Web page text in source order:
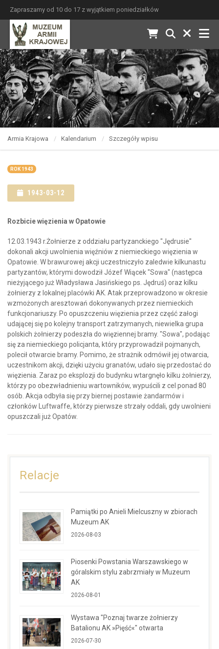
Zapraszamy od 10 do 17 z wyjątkiem poniedziałków
Armia Krajowa Kalendarium Szczegóły wpisu
ROK 1943
1943-03-12
Rozbicie więzienia w Opatowie
12.03.1943 r.Żołnierze z oddziału partyzanckiego "Jędrusie"
dokonali akcji uwolnienia więźniów z niemieckiego więzienia w
Opatowie. W brawurowej akcji uczestniczyło zaledwie kilkunastu
partyzantów, którymi dowodził Józef Wiącek "Sowa" (następca
nieżyjącego już Władysława Jasińskiego ps. Jędruś) oraz kilku
żołnierzy z lokalnej placówki AK. Atak przeprowadzono w okresie
wzmożonych aresztowań dokonywanych przez niemieckich
funkcjonariuszy. Po opuszczeniu więzienia przez część załogi
udającej się po kolejny transport zatrzymanych, niewielka grupa
polskich żołnierzy podeszła do więziennej bramy. "Sowa", podając
się za niemieckiego policjanta, który przyprowadził pojmanych,
polecił otwarcie bramy. Pomimo, że strażnik odmówił jej otwarcia,
uczestnikom akcji, dzięki użyciu granatów, udało się przedostać do
więzienia. Zaraz po eksplozji do budynku wtargnęło kilku żołnierzy,
którzy po obezwładnieniu wartowników, wypuścili z cel ponad 80
osób. Akcja odbyła się przy biernej postawie żandarmów i
członków Luftwaffe, którzy pierwsze strzały oddali, gdy uwolnieni
opuszczali już Opatów.
Relacje
Pamiątki po Anieli Mielcuszny w zbiorach
Muzeum AK
2026-08-03
Piosenki Powstania Warszawskiego w
góralskim stylu zabrzmiały w Muzeum
AK
2026-08-01
Wystawa "Poznaj twarze żołnierzy
Batalionu AK »Pięść«" otwarta
2026-07-30